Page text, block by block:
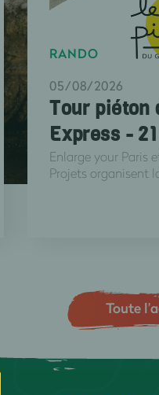
RANDO
05/08/2026
Tour piéton
Express -
Enlarge your Paris
Projets organisent
Toute